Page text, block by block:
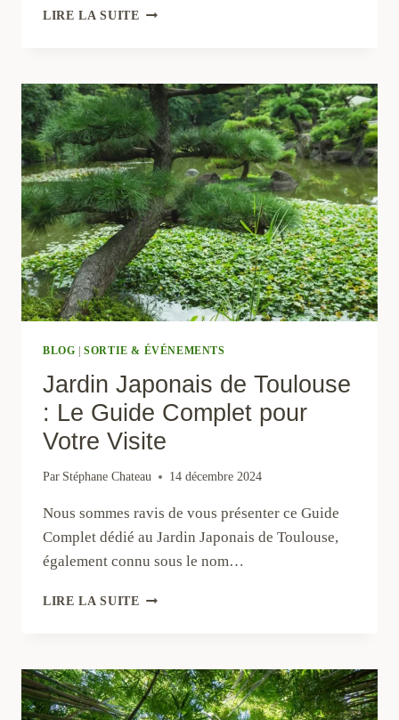
LIRE LA SUITE LES
JAPONAIS
DE
TOKYO
:
GUIDE
COMPLET
BLOG |SORTIE & ÉVÉNEMENTS
Jardin Japonais de Toulouse
: Le Guide Complet pour
Votre Visite
Par Stéphane Chateau 14 décembre 2024
Nous sommes ravis de vous présenter ce Guide
Complet dédié au Jardin Japonais de Toulouse,
également connu sous le nom…
LIRE LA SUITE JARDIN
:
LE
GUIDE